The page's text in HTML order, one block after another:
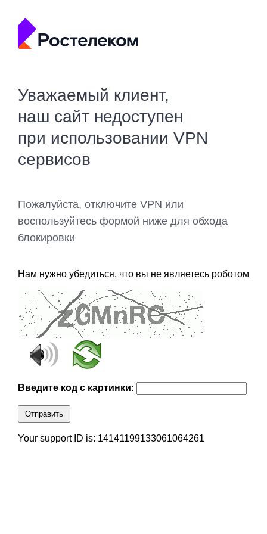
Уважаемый клиент,
наш сайт недоступен
при использовании VPN
сервисов
Пожалуйста, отключите VPN или
воспользуйтесь формой ниже для обхода
блокировки
Нам нужно убедиться, что вы не являетесь роботом
Введите код с картинки:
Отправить
Your support ID is: 14141199133061064261